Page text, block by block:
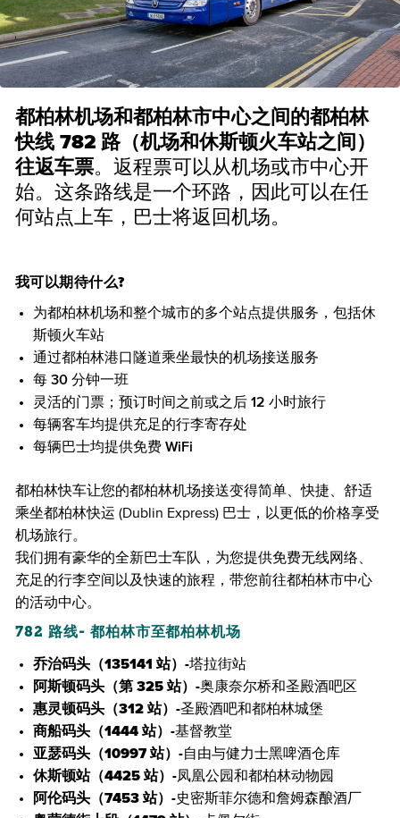
都柏林机场和都柏林市中心之间的都柏林
快线 782 路（机场和休斯顿火车站之间）
往返车票。返程票可以从机场或市中心开
始。这条路线是一个环路，因此可以在任
何站点上车，巴士将返回机场。
我可以期待什么?
为都柏林机场和整个城市的多个站点提供服务，包括休
斯顿火车站
通过都柏林港口隧道乘坐最快的机场接送服务
每 30 分钟一班
灵活的门票；预订时间之前或之后 12 小时旅行
每辆客车均提供充足的行李寄存处
每辆巴士均提供免费 WiFi
都柏林快车让您的都柏林机场接送变得简单、快捷、舒适
乘坐都柏林快运 (Dublin Express) 巴士，以更低的价格享受
机场旅行。
我们拥有豪华的全新巴士车队，为您提供免费无线网络、
充足的行李空间以及快速的旅程，带您前往都柏林市中心
的活动中心。
782 路线- 都柏林市至都柏林机场
乔治码头（135141 站）-塔拉街站
阿斯顿码头（第 325 站）-奥康奈尔桥和圣殿酒吧区
惠灵顿码头（312 站）-圣殿酒吧和都柏林城堡
商船码头（1444 站）-基督教堂
亚瑟码头（10997 站）-自由与健力士黑啤酒仓库
休斯顿站（4425 站）-凤凰公园和都柏林动物园
阿伦码头（7453 站）-史密斯菲尔德和詹姆森酿酒厂